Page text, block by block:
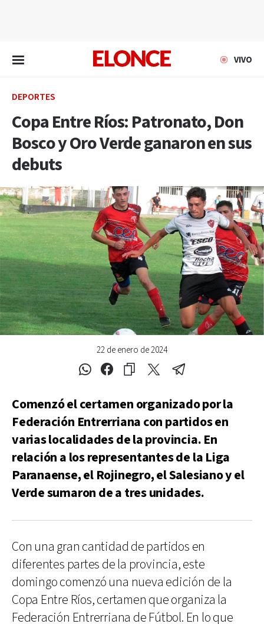
VIVO
DEPORTES
Copa Entre Ríos: Patronato, Don
Bosco y Oro Verde ganaron en sus
debuts
22 de enero de 2024
Comenzó el certamen organizado por la
Federación Entrerriana con partidos en
varias localidades de la provincia. En
relación a los representantes de la Liga
Paranaense, el Rojinegro, el Salesiano y el
Verde sumaron de a tres unidades.
Con una gran cantidad de partidos en
diferentes partes de la provincia, este
domingo comenzó una nueva edición de la
Copa Entre Ríos, certamen que organiza la
Federación Entrerriana de Fútbol. En lo que